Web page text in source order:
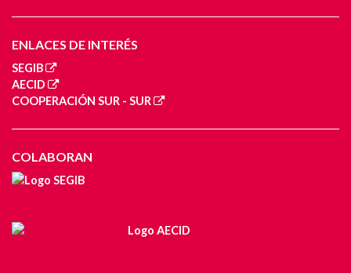
ENLACES DE INTERÉS
SEGIB
AECID
COOPERACIÓN SUR - SUR
COLABORAN